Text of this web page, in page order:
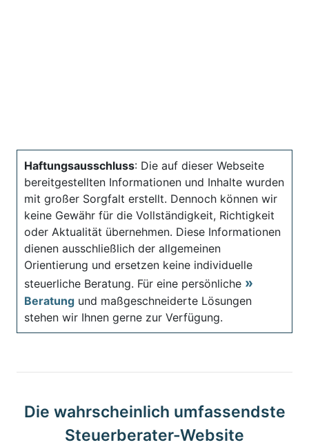
Haftungsausschluss: Die auf dieser Webseite
bereitgestellten Informationen und Inhalte wurden
mit großer Sorgfalt erstellt. Dennoch können wir
keine Gewähr für die Vollständigkeit, Richtigkeit
oder Aktualität übernehmen. Diese Informationen
dienen ausschließlich der allgemeinen
Orientierung und ersetzen keine individuelle
steuerliche Beratung. Für eine persönliche
Beratung und maßgeschneiderte Lösungen
stehen wir Ihnen gerne zur Verfügung.
Die wahrscheinlich umfassendste
Steuerberater-Website